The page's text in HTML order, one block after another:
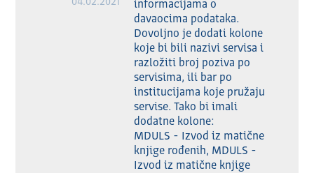
04.02.2021
informacijama o
davaocima podataka.
Dovoljno je dodati kolone
koje bi bili nazivi servisa i
razložiti broj poziva po
servisima, ili bar po
institucijama koje pružaju
servise. Tako bi imali
dodatne kolone:
MDULS - Izvod iz matične
knjige rođenih, MDULS -
Izvod iz matične knjige